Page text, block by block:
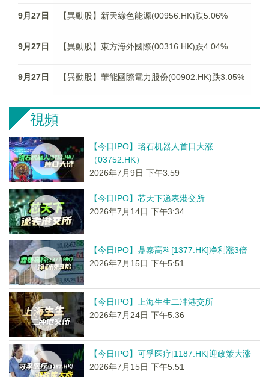
9月27日 【異動股】新天綠色能源(00956.HK)跌5.06%
9月27日 【異動股】東方海外國際(00316.HK)跌4.04%
9月27日 【異動股】華能國際電力股份(00902.HK)跌3.05%
視頻
【今日IPO】珞石机器人首日大涨
（03752.HK）
2026年7月9日 下午3:59
【今日IPO】芯天下递表港交所
2026年7月14日 下午3:34
【今日IPO】鼎泰高科[1377.HK]净利涨3倍
2026年7月15日 下午5:51
【今日IPO】上海生生二冲港交所
2026年7月24日 下午5:36
【今日IPO】可孚医疗[1187.HK]迎政策大涨
2026年7月15日 下午5:51